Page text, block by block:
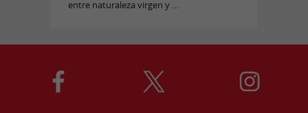
entre naturaleza virgen y ...